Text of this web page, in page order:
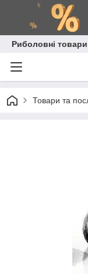
Риболовні
Товари та